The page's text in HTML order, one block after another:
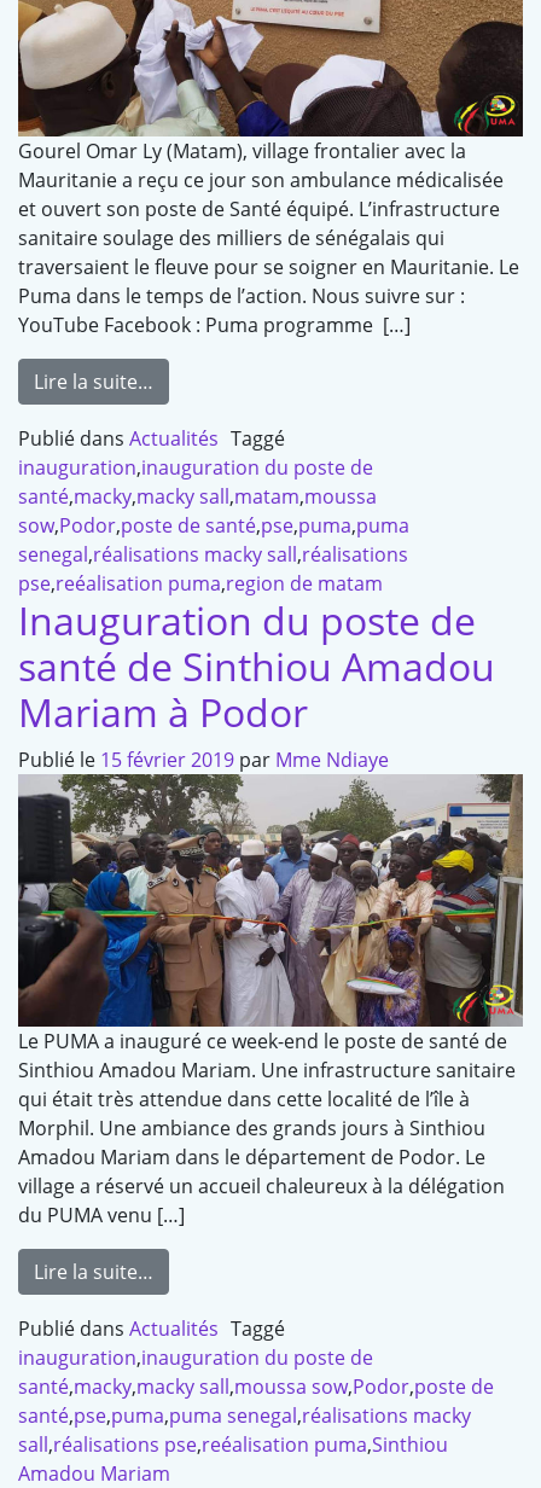
Gourel Omar Ly (Matam), village frontalier avec la
Mauritanie a reçu ce jour son ambulance médicalisée
et ouvert son poste de Santé équipé. L’infrastructure
sanitaire soulage des milliers de sénégalais qui
traversaient le fleuve pour se soigner en Mauritanie. Le
Puma dans le temps de l’action. Nous suivre sur :
YouTube Facebook : Puma programme […]
Lire la suite…
Publié dans Actualités Taggé
inauguration,inauguration du poste de
santé,macky,macky sall,matam,moussa
sow,Podor,poste de santé,pse,puma,puma
senegal,réalisations macky sall,réalisations
pse,reéalisation puma,region de matam
Inauguration du poste de
santé de Sinthiou Amadou
Mariam à Podor
Publié le 15 février 2019 par Mme Ndiaye
Le PUMA a inauguré ce week-end le poste de santé de
Sinthiou Amadou Mariam. Une infrastructure sanitaire
qui était très attendue dans cette localité de l’île à
Morphil. Une ambiance des grands jours à Sinthiou
Amadou Mariam dans le département de Podor. Le
village a réservé un accueil chaleureux à la délégation
du PUMA venu […]
Lire la suite…
Publié dans Actualités Taggé
inauguration,inauguration du poste de
santé,macky,macky sall,moussa sow,Podor,poste de
santé,pse,puma,puma senegal,réalisations macky
sall,réalisations pse,reéalisation puma,Sinthiou
Amadou Mariam